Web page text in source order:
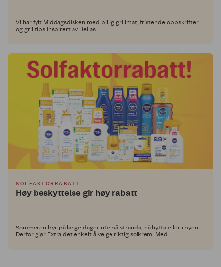
Vi har fylt Middagsdisken med billig grillmat, fristende oppskrifter
og grilltips inspirert av Hellas.
SOLFAKTORRABATT
Høy beskyttelse gir høy rabatt
Sommeren byr på lange dager ute på stranda, på hytta eller i byen.
Derfor gjør Extra det enkelt å velge riktig solkrem. Med